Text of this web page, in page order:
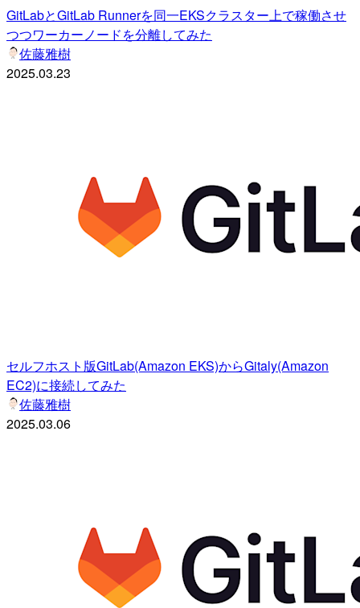
GitLabとGitLab Runnerを同一EKSクラスター上で稼働させ
つつワーカーノードを分離してみた
佐藤雅樹
2025.03.23
セルフホスト版GitLab(Amazon EKS)からGitaly(Amazon
EC2)に接続してみた
佐藤雅樹
2025.03.06